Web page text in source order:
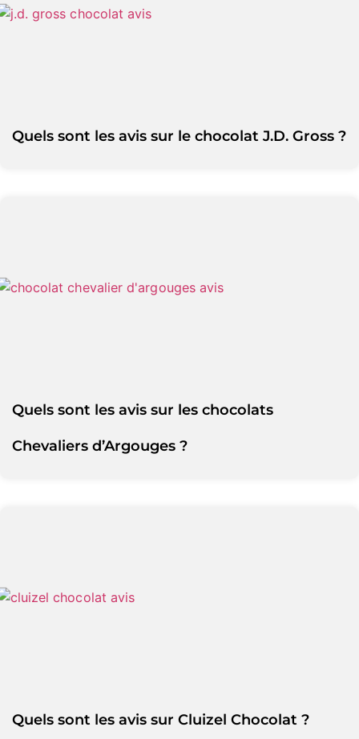
Quels sont les avis sur le chocolat J.D. Gross ?
Quels sont les avis sur les chocolats
Chevaliers d’Argouges ?
Quels sont les avis sur Cluizel Chocolat ?